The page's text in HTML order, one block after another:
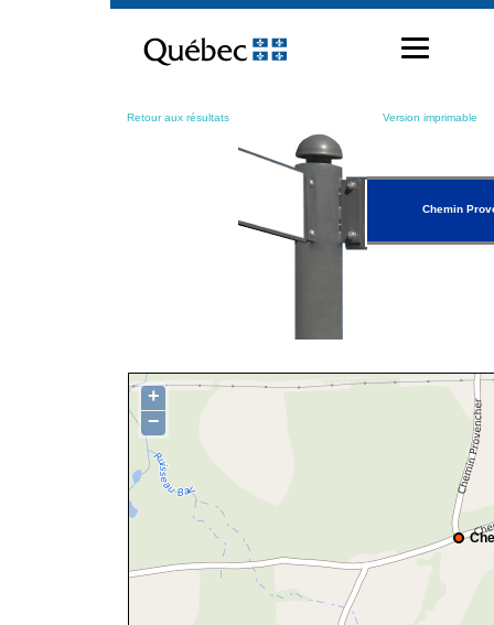
contenu
Retour aux résultats Version imprimable
Chemin
+
−